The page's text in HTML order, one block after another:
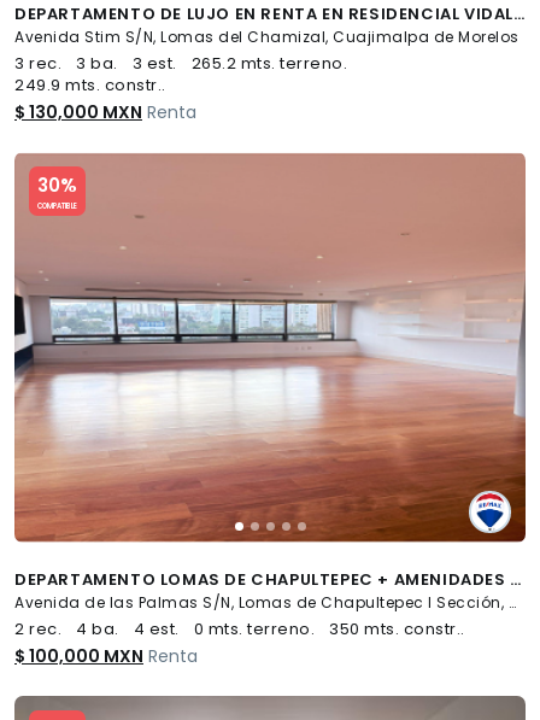
DEPARTAMENTO DE LUJO EN RENTA EN RESIDENCIAL VIDALTA, LOMAS DEL CHAMIZAL - (34)
Avenida Stim S/N, Lomas del Chamizal, Cuajimalpa de Morelos
3 rec. 3 ba. 3 est.
265.2 mts. terreno.
249.9 mts. constr..
$ 130,000 MXN Renta
30%
COMPATIBLE
Slide 1 of 5
DEPARTAMENTO LOMAS DE CHAPULTEPEC + AMENIDADES + 4 ESTACIONAMIENTOS - (34)
Avenida de las Palmas S/N, Lomas de Chapultepec I Sección, Miguel Hidalgo
2 rec. 4 ba. 4 est. 0 mts. terreno. 350 mts. constr..
$ 100,000 MXN Renta
Slide 1 of 5